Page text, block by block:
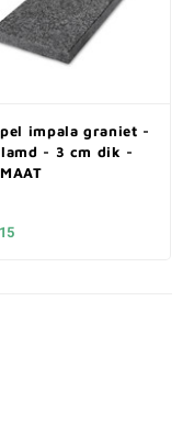
impala graniet -
- 3 cm dik -